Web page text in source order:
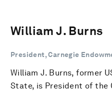
William J. Burns
President, Carnegie
William J. Burns, former
State, is President of the